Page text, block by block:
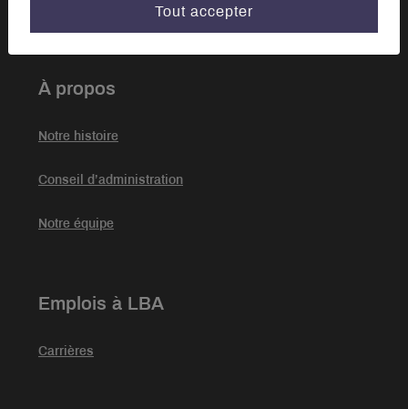
Tout accepter
Gestion de portefeuille
À propos
Notre histoire
Conseil d’administration
Notre équipe
Emplois à LBA
Carrières